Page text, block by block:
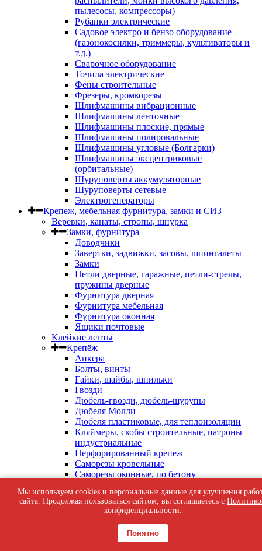
пылесосы, компрессоры)
Рубанки электрические
Садовое электро и бензо оборудование
(газонокосилки, триммеры, культиваторы и
т.д.)
Сварочное оборудование
Точила электрические
Фены строительные
Фрезеры, кромкорезы
Шлифмашины вибрационные
Шлифмашины ленточные
Шлифмашины плоские, прямые
Шлифмашины полировальные
Шлифмашины угловые (Болгарки)
Шлифмашины эксцентриковые
(орбитальные)
Шуруповерты аккумуляторные
Шуруповерты сетевые
Электрогенераторы
Крепеж, мебельная фурнитура, замки и СИЗ
Веревки, канаты, стропы, шнурка
Замки, фурнитура
Доводчики
Завертки, задвижки, засовы, шпингалеты
Замки
Петли дверные, гаражные, петли-стрелы,
пружины дверные
Фурнитура дверная
Фурнитура мебельная
Фурнитура оконная
Ящики почтовые
Клейкие ленты
Крепёж
Анкера
Болты, винты
Гайки, шайбы, шпильки
Гвозди
Дюбель-гвозди, дюбель-шурупы
Дюбеля Молли
Дюбеля пластиковые, для теплоизоляции
Кляймеры, скобы строительные, патроны
индустриальные
Перфорированный крепеж
Саморезы кровельные
Саморезы оконные, по бетону
Саморезы черные
Такелаж
Тросы, цепи
Шурупы жёлтые универсальные
Шурупы с шестигранной головкой, с
Мы используем cookies и персональные данные для улучшения
сайта. Продолжая пользоваться сайтом, вы соглашаетесь с
конфиденциальности.
Понятно